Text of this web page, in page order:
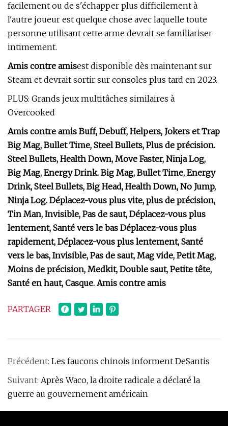
facilement ou de s'échapper plus difficilement à
l'autre joueur est quelque chose avec laquelle toute
personne utilisant cette arme devrait se familiariser
intimement.
Amis contre amisest disponible dès maintenant sur
Steam et devrait sortir sur consoles plus tard en 2023.
PLUS: Grands jeux multitâches similaires à
Overcooked
Amis contre amis Buff, Debuff, Helpers, Jokers et Trap
Big Mag, Bullet Time, Steel Bullets, Plus de précision.
Steel Bullets, Health Down, Move Faster, Ninja Log,
Big Mag, Energy Drink. Big Mag, Bullet Time, Energy
Drink, Steel Bullets, Big Head, Health Down, No Jump,
Ninja Log. Déplacez-vous plus vite, plus de précision,
Tin Man, Invisible, Pas de saut, Déplacez-vous plus
lentement, Santé vers le bas Déplacez-vous plus
rapidement, Déplacez-vous plus lentement, Santé
vers le bas, Invisible, Pas de saut, Mag vide, Petit Mag,
Moins de précision, Medkit, Double saut, Petite tête,
Santé en haut, Casque. Amis contre amis
PARTAGER
Précédent: Les faucons chinois informent DeSantis
Suivant: Après Waco, la droite radicale a déclaré la
guerre au gouvernement américain